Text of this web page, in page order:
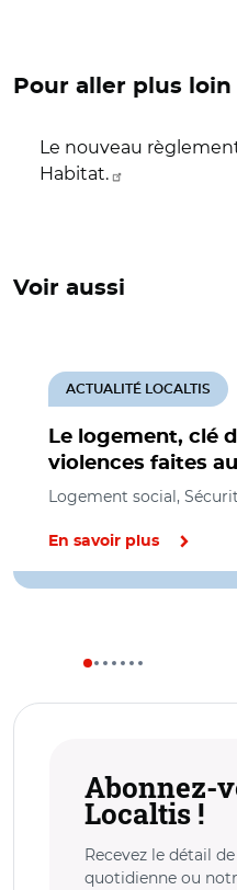
Pour aller plus loin
Le nouveau
Habitat.
Voir aussi
Le logement, clé
violences faites
ACTUALITÉ LOCALTIS
Logement social,
En savoir plus
Abonnez-
Localtis !
Recevez le détail
quotidienne ou